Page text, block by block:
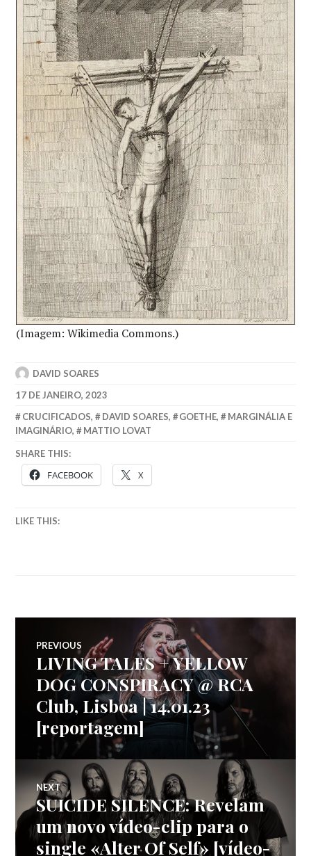
(Imagem: Wikimedia Commons.)
DAVID SOARES
17 DE JANEIRO, 2023
CRUCIFICADOS, DAVID SOARES, GOETHE,
MARGINÁLIA E
IMAGINÁRIO, MATTIO LOVAT
SHARE THIS:
FACEBOOK X
LIKE THIS:
Navegação
de
artigos
PREVIOUS
Previous
post:
LIVING TALES + YELLOW
DOG CONSPIRACY @ RCA
Club, Lisboa | 14.01.23
[reportagem]
NEXT
Next
post:
SUICIDE SILENCE: Revelam
um novo vídeo-clip para o
single «Alter Of Self» [vídeo-